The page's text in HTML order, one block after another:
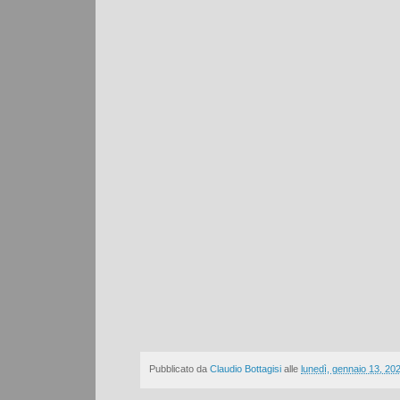
Pubblicato da Claudio Bottagisi alle lunedì, gennaio 13,